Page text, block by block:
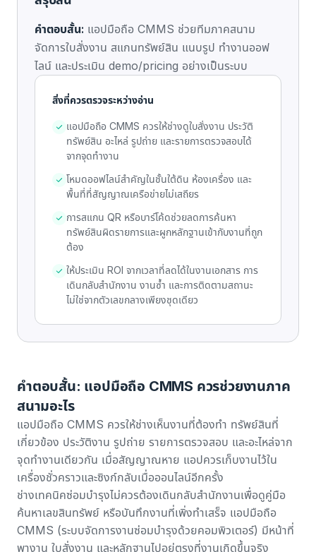
คำตอบสั้น: แอปมือถือ CMMS ช่วยทีมภาคสนาม
จัดการใบสั่งงาน สแกนทรัพย์สิน แนบรูป ทำงานออฟ
ไลน์ และประเมิน demo/pricing อย่างเป็นระบบ
สิ่งที่ควรตรวจระหว่างอ่าน
แอปมือถือ CMMS ควรให้ช่างดูใบสั่งงาน ประวัติ
ทรัพย์สิน อะไหล่ รูปถ่าย และรายการตรวจสอบได้
จากจุดทำงาน
โหมดออฟไลน์สำคัญในชั้นใต้ดิน ห้องเครื่อง และ
พื้นที่ที่สัญญาณเครือข่ายไม่เสถียร
การสแกน QR หรือบาร์โค้ดช่วยลดการค้นหา
ทรัพย์สินผิดรายการและผูกหลักฐานเข้ากับงานที่ถูก
ต้อง
ให้ประเมิน ROI จากเวลาที่ลดได้ในงานเอกสาร การ
เดินกลับสำนักงาน งานซ้ำ และการติดตามสถานะ
ไม่ใช่จากตัวเลขกลางเพียงชุดเดียว
คำตอบสั้น: แอปมือถือ CMMS ควรช่วยงานภาค
สนามอะไร
แอปมือถือ CMMS ควรให้ช่างเห็นงานที่ต้องทำ ทรัพย์สินที่
เกี่ยวข้อง ประวัติงาน รูปถ่าย รายการตรวจสอบ และอะไหล่จาก
จุดทำงานเดียวกัน เมื่อสัญญาณหาย แอปควรเก็บงานไว้ใน
เครื่องชั่วคราวและซิงก์กลับเมื่อออนไลน์อีกครั้ง
ช่างเทคนิคซ่อมบำรุงไม่ควรต้องเดินกลับสำนักงานเพื่อดูคู่มือ
ค้นหาเลขสินทรัพย์ หรือบันทึกงานที่เพิ่งทำเสร็จ แอปมือถือ
CMMS (ระบบจัดการงานซ่อมบำรุงด้วยคอมพิวเตอร์) มีหน้าที่
พางาน ใบสั่งงาน และหลักฐานไปอยู่ตรงที่งานเกิดขึ้นจริง